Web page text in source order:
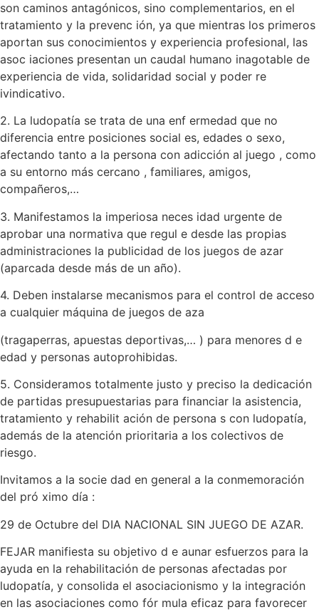
son caminos antagónicos, sino complementarios, en el
tratamiento y la prevenc ión, ya que mientras los primeros
aportan sus conocimientos y experiencia profesional, las
asoc iaciones presentan un caudal humano inagotable de
experiencia de vida, solidaridad social y poder re
ivindicativo.
2. La ludopatía se trata de una enf ermedad que no
diferencia entre posiciones social es, edades o sexo,
afectando tanto a la persona con adicción al juego , como
a su entorno más cercano , familiares, amigos,
compañeros,…
3. Manifestamos la imperiosa neces idad urgente de
aprobar una normativa que regul e desde las propias
administraciones la publicidad de los juegos de azar
(aparcada desde más de un año).
4. Deben instalarse mecanismos para el control de acceso
a cualquier máquina de juegos de aza
(tragaperras, apuestas deportivas,… ) para menores d e
edad y personas autoprohibidas.
5. Consideramos totalmente justo y preciso la dedicación
de partidas presupuestarias para financiar la asistencia,
tratamiento y rehabilit ación de persona s con ludopatía,
además de la atención prioritaria a los colectivos de
riesgo.
Invitamos a la socie dad en general a la conmemoración
del pró ximo día :
29 de Octubre del DIA NACIONAL SIN JUEGO DE AZAR.
FEJAR manifiesta su objetivo d e aunar esfuerzos para la
ayuda en la rehabilitación de personas afectadas por
ludopatía, y consolida el asociacionismo y la integración
en las asociaciones como fór mula eficaz para favorecer